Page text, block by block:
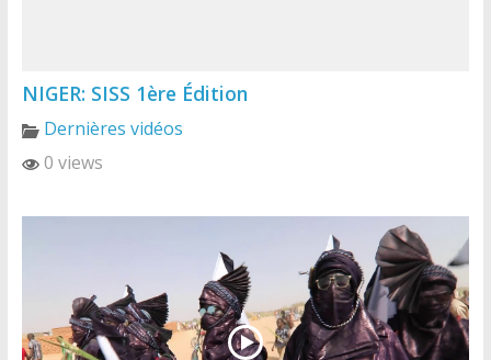
NIGER: SISS 1ère Édition
Dernières vidéos
0 views